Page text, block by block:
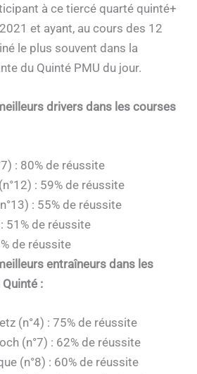
à ce tiercé quarté quinté+
et ayant, au cours des 12
le plus souvent dans la
du Quinté PMU du jour.
drivers dans les courses
: 80% de réussite
: 59% de réussite
: 55% de réussite
51% de réussite
de réussite
entraîneurs dans les
:
(n°4) : 75% de réussite
(n°7) : 62% de réussite
(n°8) : 60% de réussite